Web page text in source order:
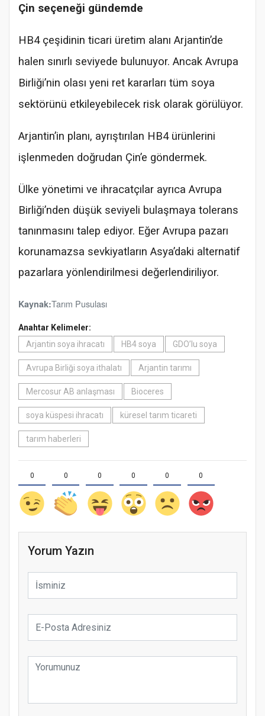
Çin seçeneği gündemde
HB4 çeşidinin ticari üretim alanı Arjantin’de
halen sınırlı seviyede bulunuyor. Ancak Avrupa
Birliği’nin olası yeni ret kararları tüm soya
sektörünü etkileyebilecek risk olarak görülüyor.
Arjantin’in planı, ayrıştırılan HB4 ürünlerini
işlenmeden doğrudan Çin’e göndermek.
Ülke yönetimi ve ihracatçılar ayrıca Avrupa
Birliği’nden düşük seviyeli bulaşmaya tolerans
tanınmasını talep ediyor. Eğer Avrupa pazarı
korunamazsa sevkiyatların Asya’daki alternatif
pazarlara yönlendirilmesi değerlendiriliyor.
Kaynak:Tarım Pusulası
Anahtar Kelimeler:
Arjantin soya ihracatı
HB4 soya GDO’lu soya
Avrupa Birliği soya ithalatı Arjantin tarımı
Mercosur AB anlaşması Bioceres
soya küspesi ihracatı küresel tarım ticareti
tarım haberleri
0 0 0 0 0 0
Yorum Yazın